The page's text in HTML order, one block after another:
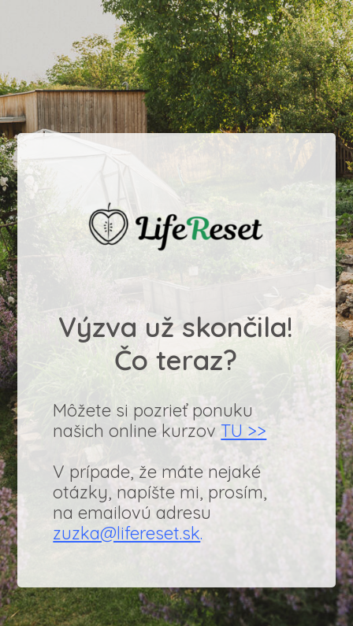
Výzva už skončila!
Čo teraz?
Môžete si pozrieť ponuku
našich online kurzovTU >>
V prípade, že máte nejaké
otázky, napíšte mi, prosím,
na emailovú adresu
zuzka@lifereset.sk.